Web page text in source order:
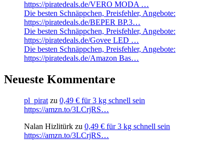
https://piratedeals.de/VERO MODA …
Die besten Schnäppchen, Preisfehler, Angebote:
https://piratedeals.de/BEPER BP.3…
Die besten Schnäppchen, Preisfehler, Angebote:
https://piratedeals.de/Govee LED …
Die besten Schnäppchen, Preisfehler, Angebote:
https://piratedeals.de/Amazon Bas…
Neueste Kommentare
pl_pirat zu 0,49 € für 3 kg schnell sein
https://amzn.to/3LCrjRS…
Nalan Hizlitürk zu 0,49 € für 3 kg schnell sein
https://amzn.to/3LCrjRS…